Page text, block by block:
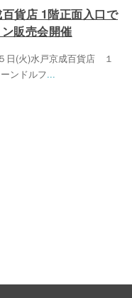
貨店 1階正面入口で
販売会開催
日(火)水戸京成百貨店 １
ンドルフ...